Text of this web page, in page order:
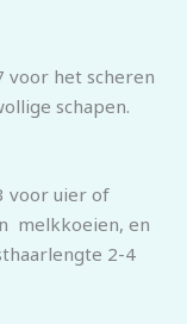
voor het scheren
schapen.
voor uier of
melkkoeien, en
2-4